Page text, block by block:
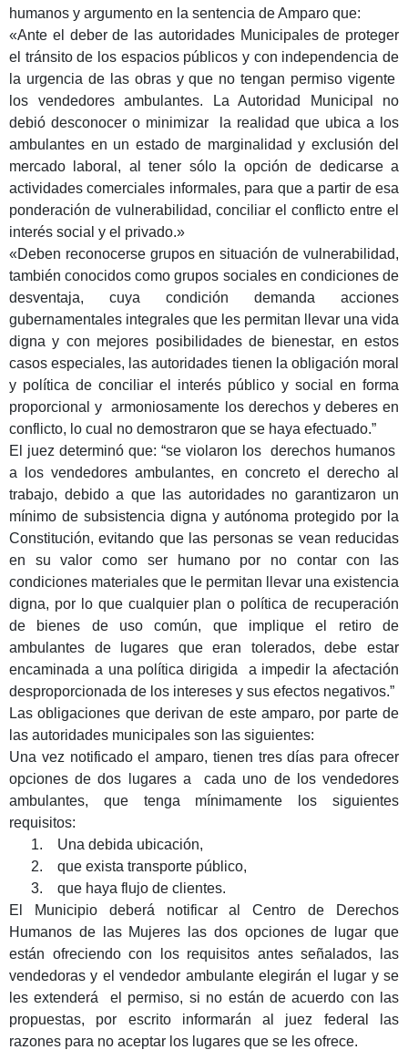
humanos y argumento en la sentencia de Amparo que:
«Ante el deber de las autoridades Municipales de proteger
el tránsito de los espacios públicos y con independencia de
la urgencia de las obras y que no tengan permiso vigente
los vendedores ambulantes. La Autoridad Municipal no
debió desconocer o minimizar la realidad que ubica a los
ambulantes en un estado de marginalidad y exclusión del
mercado laboral, al tener sólo la opción de dedicarse a
actividades comerciales informales, para que a partir de esa
ponderación de vulnerabilidad, conciliar el conflicto entre el
interés social y el privado.»
«Deben reconocerse grupos en situación de vulnerabilidad,
también conocidos como grupos sociales en condiciones de
desventaja, cuya condición demanda acciones
gubernamentales integrales que les permitan llevar una vida
digna y con mejores posibilidades de bienestar, en estos
casos especiales, las autoridades tienen la obligación moral
y política de conciliar el interés público y social en forma
proporcional y armoniosamente los derechos y deberes en
conflicto, lo cual no demostraron que se haya efectuado.”
El juez determinó que: “se violaron los derechos humanos
a los vendedores ambulantes, en concreto el derecho al
trabajo, debido a que las autoridades no garantizaron un
mínimo de subsistencia digna y autónoma protegido por la
Constitución, evitando que las personas se vean reducidas
en su valor como ser humano por no contar con las
condiciones materiales que le permitan llevar una existencia
digna, por lo que cualquier plan o política de recuperación
de bienes de uso común, que implique el retiro de
ambulantes de lugares que eran tolerados, debe estar
encaminada a una política dirigida a impedir la afectación
desproporcionada de los intereses y sus efectos negativos.”
Las obligaciones que derivan de este amparo, por parte de
las autoridades municipales son las siguientes:
Una vez notificado el amparo, tienen tres días para ofrecer
opciones de dos lugares a cada uno de los vendedores
ambulantes, que tenga mínimamente los siguientes
requisitos:
1. Una debida ubicación,
2. que exista transporte público,
3. que haya flujo de clientes.
El Municipio deberá notificar al Centro de Derechos
Humanos de las Mujeres las dos opciones de lugar que
están ofreciendo con los requisitos antes señalados, las
vendedoras y el vendedor ambulante elegirán el lugar y se
les extenderá el permiso, si no están de acuerdo con las
propuestas, por escrito informarán al juez federal las
razones para no aceptar los lugares que se les ofrece.